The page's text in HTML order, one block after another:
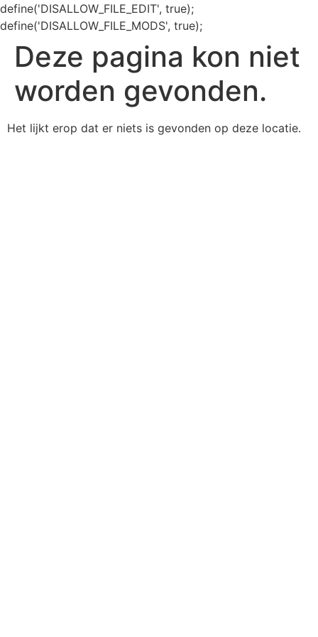
define('DISALLOW_FILE_EDIT', true);
define('DISALLOW_FILE_MODS', true);
Deze pagina kon niet
worden gevonden.
Het lijkt erop dat er niets is gevonden op deze locatie.